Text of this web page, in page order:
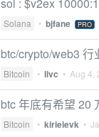
Solana • bjfane PRO
btc/crypto/web3
Bitcoin • livc • Aug 4,
btc 年底有希望 20
Bitcoin • kirieievk •